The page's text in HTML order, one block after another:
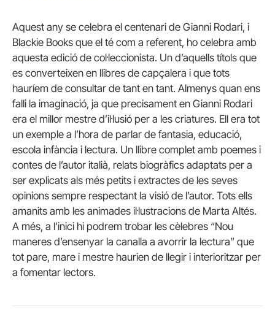
Aquest any se celebra el centenari de Gianni Rodari, i
Blackie Books que el té com a referent, ho celebra amb
aquesta edició de col·leccionista. Un d’aquells títols que
es converteixen en llibres de capçalera i que tots
hauríem de consultar de tant en tant. Almenys quan ens
falli la imaginació, ja que precisament en Gianni Rodari
era el millor mestre d’il·lusió per a les criatures. Ell era tot
un exemple a l’hora de parlar de fantasia, educació,
escola infància i lectura. Un llibre complet amb poemes i
contes de l’autor italià, relats biogràfics adaptats per a
ser explicats als més petits i extractes de les seves
opinions sempre respectant la visió de l’autor. Tots ells
amanits amb les animades il·lustracions de Marta Altés.
A més, a l’inici hi podrem trobar les cèlebres “Nou
maneres d’ensenyar la canalla a avorrir la lectura” que
tot pare, mare i mestre haurien de llegir i interioritzar per
a fomentar lectors.